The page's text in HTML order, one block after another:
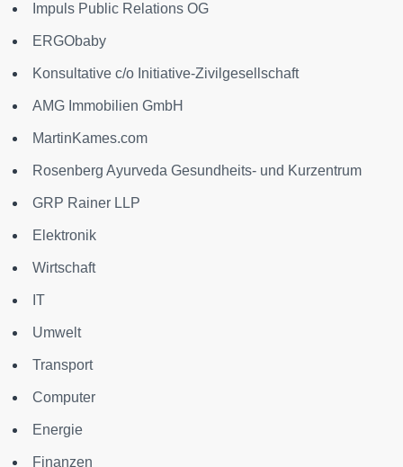
Impuls Public Relations OG
ERGObaby
Konsultative c/o Initiative-Zivilgesellschaft
AMG Immobilien GmbH
MartinKames.com
Rosenberg Ayurveda Gesundheits- und Kurzentrum
GRP Rainer LLP
Elektronik
Wirtschaft
IT
Umwelt
Transport
Computer
Energie
Finanzen